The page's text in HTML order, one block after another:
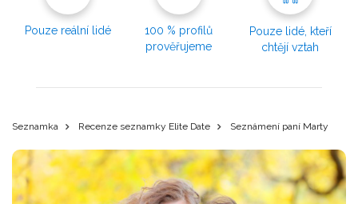
Pouze reální lidé
100 % profilů
prověřujeme
Pouze lidé, kteří
chtějí vztah
Seznamka Recenze seznamky Elite Date Seznámení paní Marty